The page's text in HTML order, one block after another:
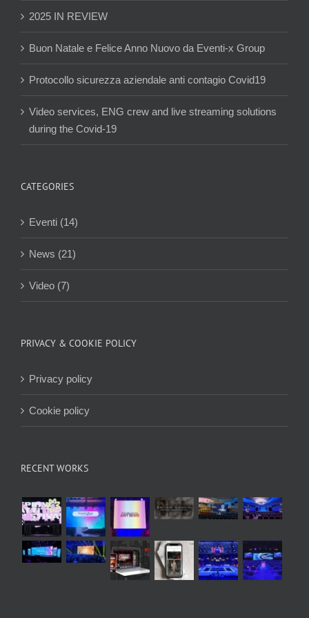
2025 IN REVIEW
Buon Natale e Felice Anno Nuovo da Eventi-x Group
Protocollo sicurezza aziendale anti contagio Covid19
Video services, ENG crew and live streaming solutions
during the Covid-19
CATEGORIES
Eventi (14)
News (21)
Video (7)
PRIVACY & COOKIE POLICY
Privacy policy
Cookie policy
RECENT WORKS